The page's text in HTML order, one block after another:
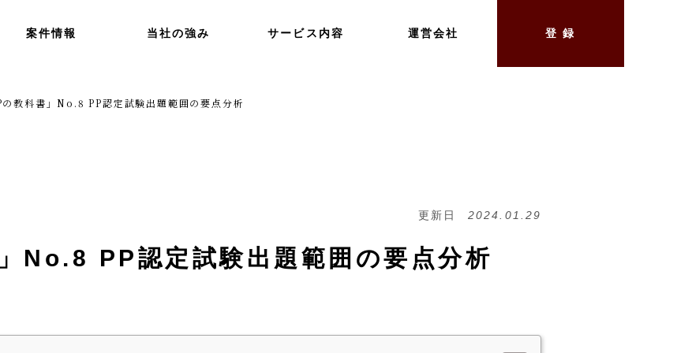
案件情報 当社の強み サービス内容 運営会社 登 録
の教科書」No.8 PP認定試験出題範囲の要点分析
更新日 2024.01.29
No.8 PP認定試験出題範囲の要点分析